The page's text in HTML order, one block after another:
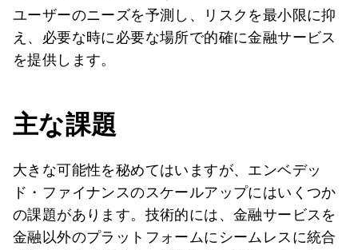
ユーザーのニーズを予測し、リスクを最小限に抑
え、必要な時に必要な場所で的確に金融サービス
を提供します。
主な課題
大きな可能性を秘めてはいますが、エンベデッ
ド・ファイナンスのスケールアップにはいくつか
の課題があります。技術的には、金融サービスを
金融以外のプラットフォームにシームレスに統合